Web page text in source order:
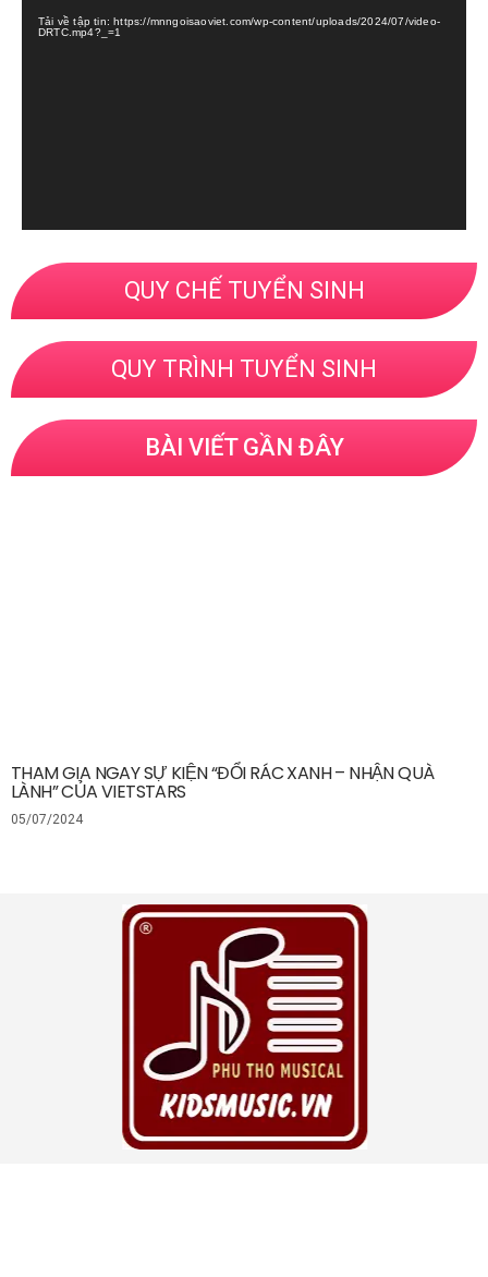
Video
Tải về tập tin: https://mnngoisaoviet.com/wp-content/uploads/2024/07/video-
DRTC.mp4?_=1
QUY CHẾ TUYỂN SINH
QUY TRÌNH TUYỂN SINH
BÀI VIẾT GẦN ĐÂY
THAM GIA NGAY SỰ KIỆN “ĐỔI RÁC XANH – NHẬN QUÀ
LÀNH” CỦA VIETSTARS
05/07/2024